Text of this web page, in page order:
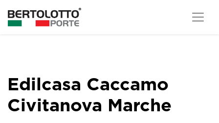
Edilcasa Caccamo
Civitanova Marche